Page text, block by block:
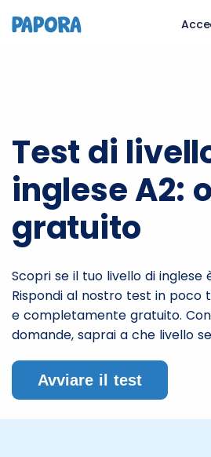
Test di
inglese A2:
gratuito
Scopri se il tuo livello di inglese
Rispondi al nostro test in poco
e completamente gratuito.
domande, saprai a che livello
Avviare il test